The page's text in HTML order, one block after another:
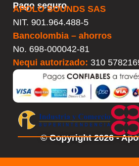
Pago seguro
APOLO SOUNDS SAS
NIT. 901.964.488-5
Bancolombia – ahorros
No. 698-000042-81
Nequi autorizado: 310
© Copyright 2026 -